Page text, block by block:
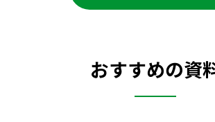
おすすめの資